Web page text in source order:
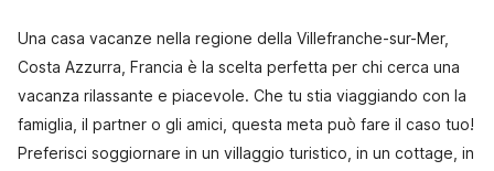
Una casa vacanze nella regione della Villefranche-sur-Mer,
Costa Azzurra, Francia è la scelta perfetta per chi cerca una
vacanza rilassante e piacevole. Che tu stia viaggiando con la
famiglia, il partner o gli amici, questa meta può fare il caso tuo!
Preferisci soggiornare in un villaggio turistico, in un cottage, in